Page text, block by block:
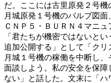
だ。ここには古里原発２号機
月城原発１号機のバルブ図
ＣＮＰ５・ＢＵＲＮ４マニ
「君たちが機密ではないと
追加公開する」として「クリ
月城１号機の稼働を中断し
面談しよう。私の安全を保
ない」と話した。文末に「ハ